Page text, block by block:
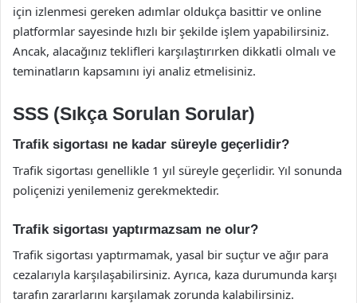
için izlenmesi gereken adımlar oldukça basittir ve online
platformlar sayesinde hızlı bir şekilde işlem yapabilirsiniz.
Ancak, alacağınız teklifleri karşılaştırırken dikkatli olmalı ve
teminatların kapsamını iyi analiz etmelisiniz.
SSS (Sıkça Sorulan Sorular)
Trafik sigortası ne kadar süreyle geçerlidir?
Trafik sigortası genellikle 1 yıl süreyle geçerlidir. Yıl sonunda
poliçenizi yenilemeniz gerekmektedir.
Trafik sigortası yaptırmazsam ne olur?
Trafik sigortası yaptırmamak, yasal bir suçtur ve ağır para
cezalarıyla karşılaşabilirsiniz. Ayrıca, kaza durumunda karşı
tarafın zararlarını karşılamak zorunda kalabilirsiniz.